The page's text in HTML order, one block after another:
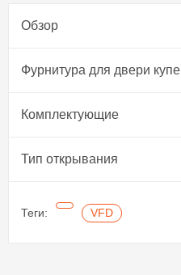
Обзор
Фурнитура для двери купе​
Комплектующие
Тип открывания
Теги: VFD